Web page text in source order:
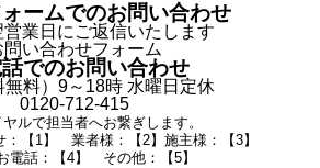
ームでのお問い合わせ
営業日にご返信いたします
問い合わせフォーム
でのお問い合わせ
無料）9～18時 水曜日定休
0120-712-415
ルで担当者へお繋ぎします。
：【1】 業者様：【2】施主様：【3】
電話：【4】 その他：【5】